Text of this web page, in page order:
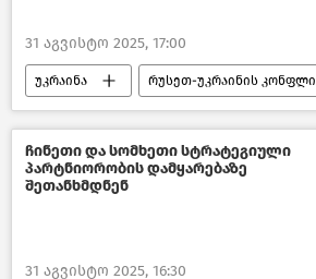
31 აგვისტო 2025, 17:00
უკრაინა რუსეთ-უკრაინის
რუსეთი აშშ პოლიტიკა
მსოფლიოს ახალი ამბები
ახალი ამბები
ჩინეთი და სომხეთი სტრატეგიული
პარტნიორობის დამყარებაზე
შეთანხმდნენ
31 აგვისტო 2025, 16:30